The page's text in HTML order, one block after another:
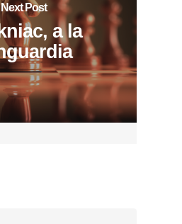
Next Post
a la